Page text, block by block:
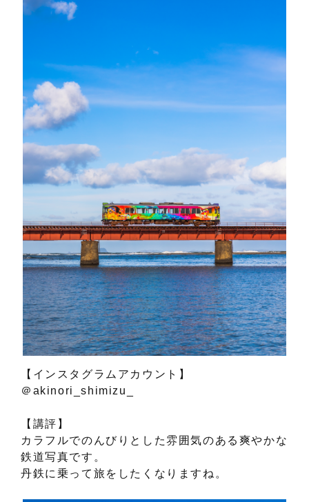
【インスタグラムアカウント】
＠akinori_shimizu_
【講評】
カラフルでのんびりとした雰囲気のある爽やかな
鉄道写真です。
丹鉄に乗って旅をしたくなりますね。